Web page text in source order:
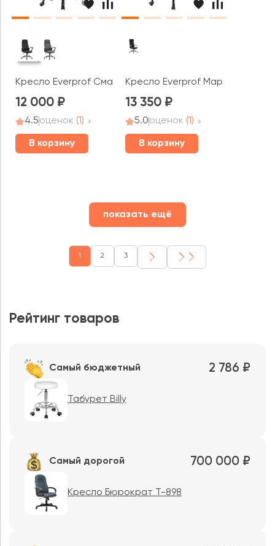
Кресло Everprof Смарт / Smart
12 000
4.5оценок (1)
В корзину
Кресло Everprof Марс / Mars
13 350
5.0оценок (1)
В корзину
показать ещё
1 2 3
Рейтинг товаров
Самый бюджетный 2 786 ₽
Табурет Billy
Самый дорогой 700 000 ₽
Кресло Бюрократ T-898